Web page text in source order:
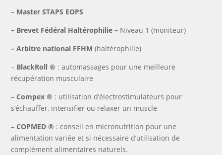
– Master STAPS EOPS
– Brevet Fédéral Haltérophilie – Niveau 1 (moniteur)
–Arbitre national FFHM(haltérophilie)
– BlackRoll ® : automassages pour une meilleure
récupération musculaire
– Compex ® : utilisation d’électrostimulateurs pour
s’échauffer, intensifier ou relaxer un muscle
– COPMED ® : conseil en micronutrition pour une
alimentation variée et si nécessaire d’utilisation de
complément alimentaires naturels.